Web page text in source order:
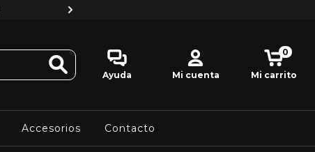
Ayuda Mi cuenta Mi carrito
0
Accesorios Contacto